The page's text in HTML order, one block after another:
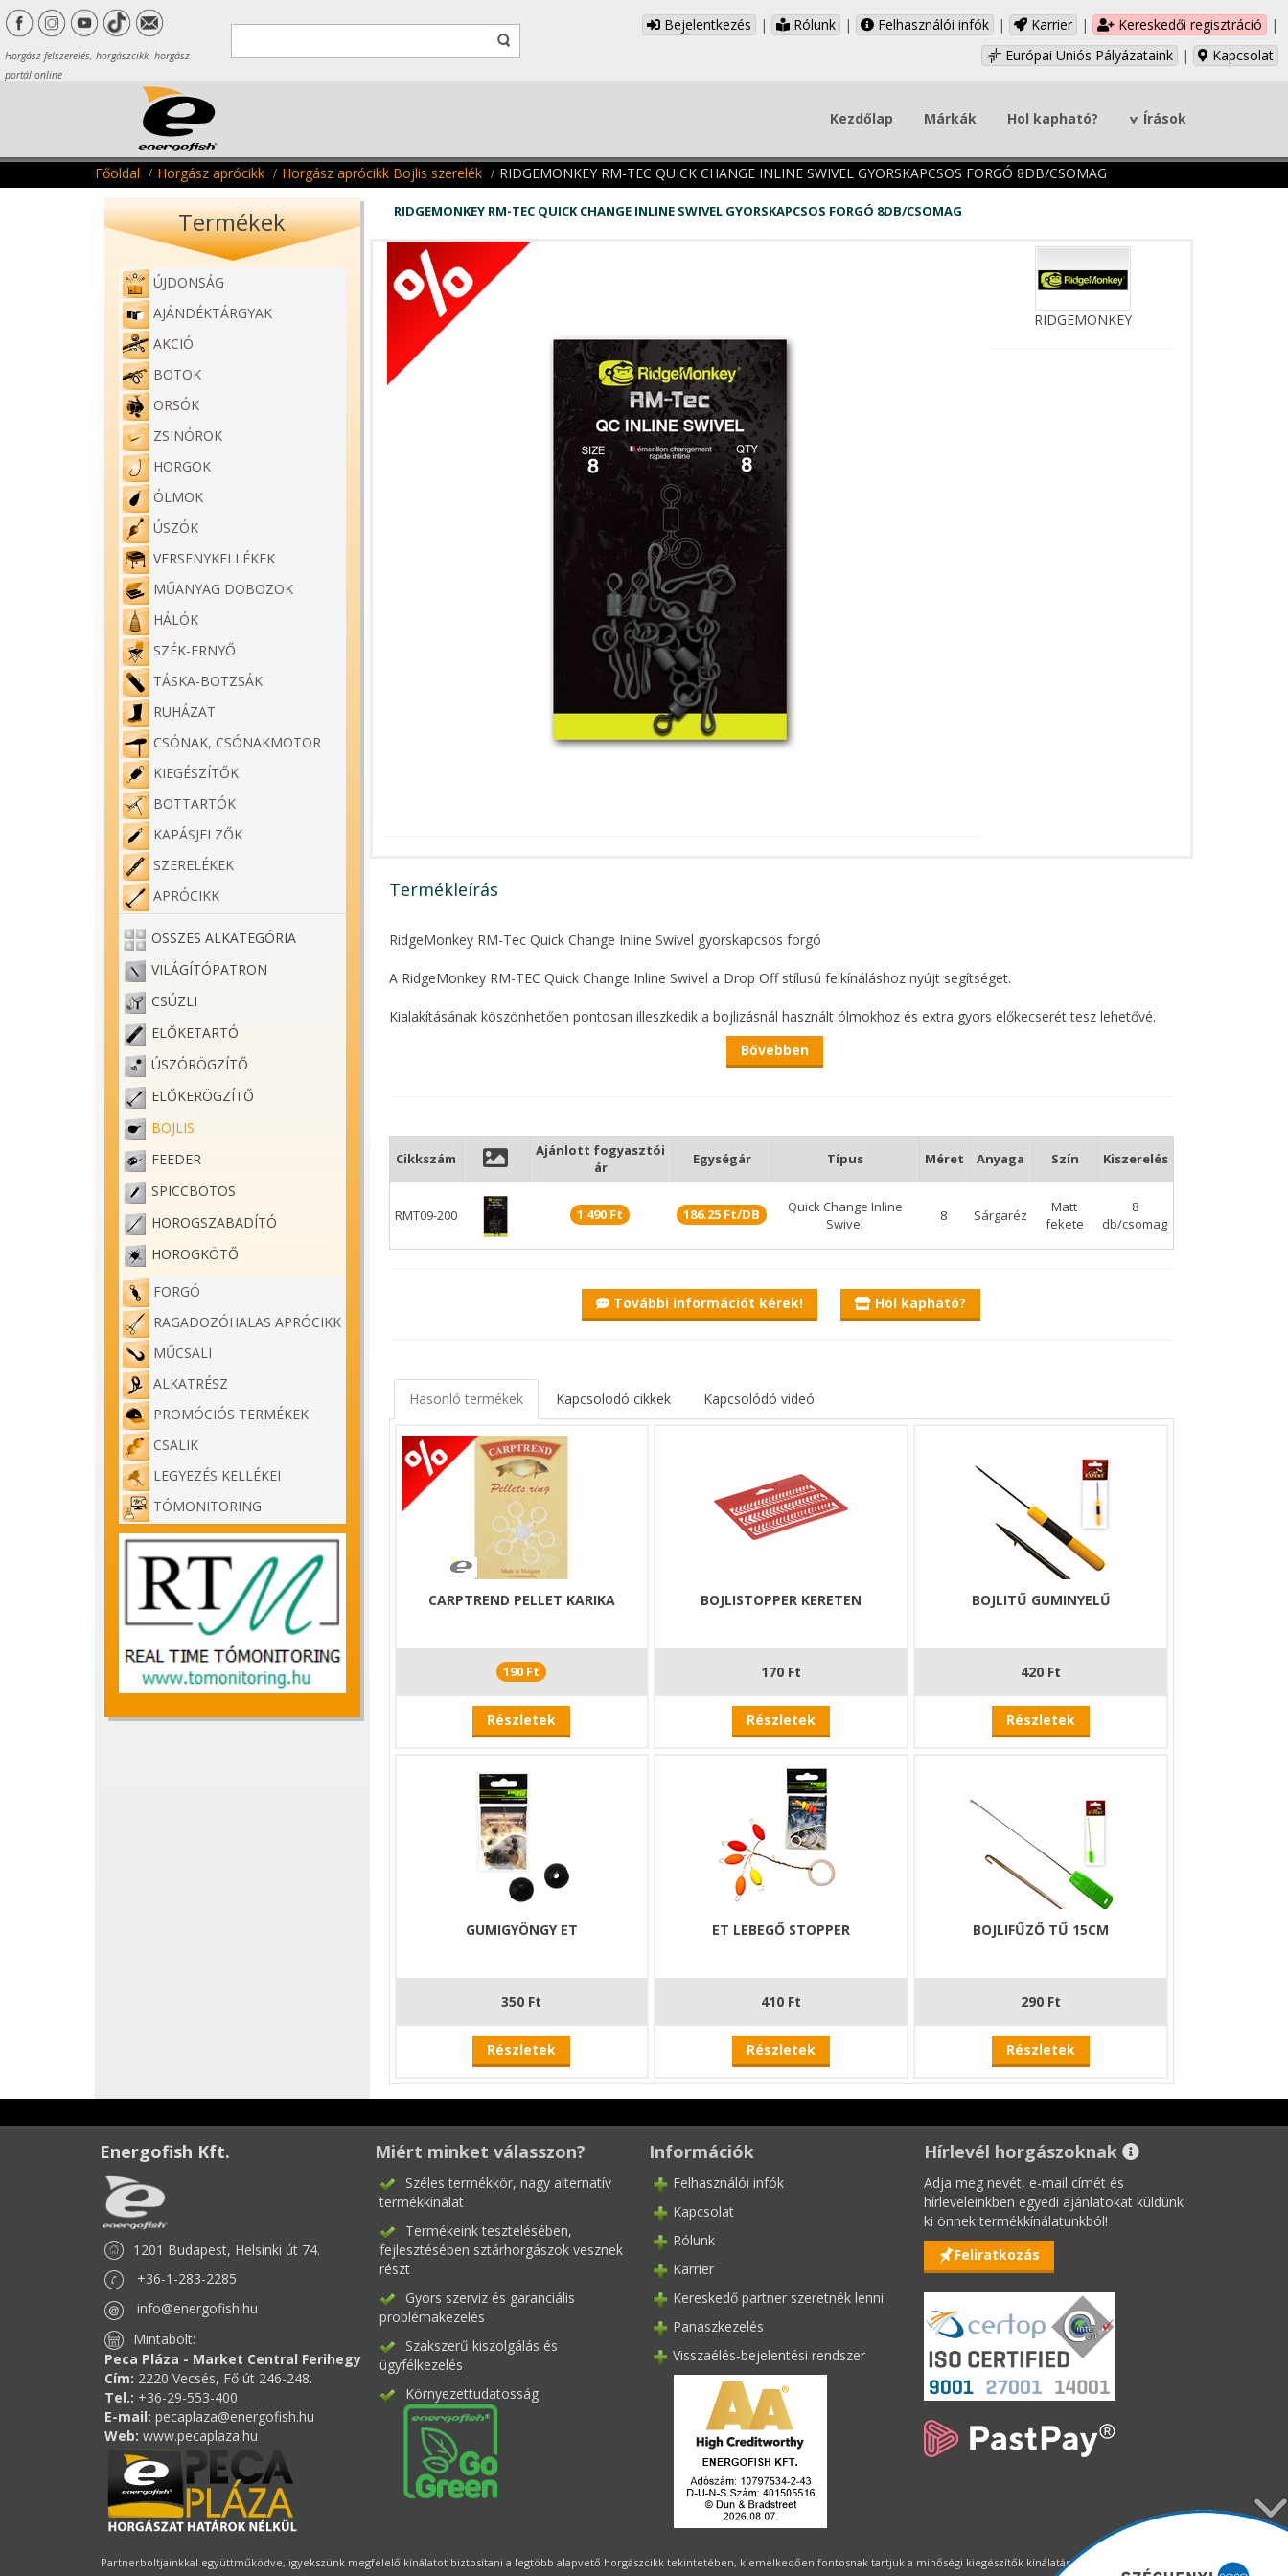
Horgász felszerelés, horgászcikk, horgász
portál online
Bejelentkezés | Rólunk | Felhasználói infók | Karrier | Kereskedői regisztráció
|
Európai Uniós Pályázataink
| Kapcsolat
Kezdőlap Márkák Hol kapható? Írások
Főoldal Horgász aprócikk Horgász aprócikk Bojlis szerelék RIDGEMONKEY RM-TEC QUICK CHANGE INLINE SWIVEL GYORSKAPCSOS FORGÓ 8DB/CSOMAG
Termékek
ÚJDONSÁG
AJÁNDÉKTÁRGYAK
AKCIÓ
BOTOK
ORSÓK
ZSINÓROK
HORGOK
ÓLMOK
ÚSZÓK
VERSENYKELLÉKEK
MŰANYAG DOBOZOK
HÁLÓK
SZÉK-ERNYŐ
TÁSKA-BOTZSÁK
RUHÁZAT
CSÓNAK, CSÓNAKMOTOR
KIEGÉSZÍTŐK
BOTTARTÓK
KAPÁSJELZŐK
SZERELÉKEK
APRÓCIKK
ÖSSZES ALKATEGÓRIA
VILÁGÍTÓPATRON
CSÚZLI
ELŐKETARTÓ
ÚSZÓRÖGZÍTŐ
ELŐKERÖGZÍTŐ
BOJLIS
FEEDER
SPICCBOTOS
HOROGSZABADÍTÓ
HOROGKÖTŐ
FORGÓ
RAGADOZÓHALAS APRÓCIKK
MŰCSALI
ALKATRÉSZ
PROMÓCIÓS TERMÉKEK
CSALIK
LEGYEZÉS KELLÉKEI
TÓMONITORING
RIDGEMONKEY RM-TEC QUICK CHANGE INLINE SWIVEL GYORSKAPCSOS FORGÓ 8DB/CSOMAG
RIDGEMONKEY
Termékleírás
RidgeMonkey RM-Tec Quick Change Inline Swivel gyorskapcsos forgó
A RidgeMonkey RM-TEC Quick Change Inline Swivel a Drop Off stílusú felkínáláshoz nyújt segítséget.
Kialakításának köszönhetően pontosan illeszkedik a bojlizásnál használt ólmokhoz és extra gyors előkecserét tesz lehetővé.
Az egyedileg tervezett quick change kar úgy lett kialakítva, hogy minimalizálja a gumihüvely esetleges sérülését.
Anyaga sárgaréz, mely be lett vonva egy csillogásmentes bevonattal.
Bővebben
Cikkszám
Ajánlott fogyasztói
ár
Egységár Típus Méret Anyaga Szín Kiszerelés
RMT09-200 1 490 Ft 186.25 Ft/DB
Quick Change Inline
Swivel
8 Sárgaréz
Matt
fekete
8
db/csomag
További információt kérek! Hol kapható?
Hasonló termékek Kapcsolodó cikkek Kapcsolódó videó
CARPTREND PELLET KARIKA
190 Ft
Részletek
BOJLISTOPPER KERETEN
170 Ft
Részletek
BOJLITŰ GUMINYELŰ
420 Ft
Részletek
GUMIGYÖNGY ET
350 Ft
Részletek
ET LEBEGŐ STOPPER
410 Ft
Részletek
BOJLIFŰZŐ TŰ 15CM
290 Ft
Részletek
Energofish Kft.
1201 Budapest, Helsinki út 74.
+36-1-283-2285
info@energofish.hu
Mintabolt:
Peca Pláza - Market Central Ferihegy
Cím: 2220 Vecsés, Fő út 246-248.
Tel.: +36-29-553-400
E-mail: pecaplaza@energofish.hu
Web: www.pecaplaza.hu
Miért minket válasszon?
Széles termékkör, nagy alternatív
termékkínálat
Termékeink tesztelésében,
fejlesztésében sztárhorgászok vesznek
részt
Gyors szerviz és garanciális
problémakezelés
Szakszerű kiszolgálás és
ügyfélkezelés
Környezettudatosság
Információk
Felhasználói infók
Kapcsolat
Rólunk
Karrier
Kereskedő partner szeretnék lenni
Panaszkezelés
Visszaélés-bejelentési rendszer
Hírlevél horgászoknak
Adja meg nevét, e-mail címét és
hírleveleinkben egyedi ajánlatokat küldünk
ki önnek termékkínálatunkból!
Feliratkozás
Partnerboltjainkkal együttműködve, igyekszünk megfelelő kínálatot biztosítani a legtöbb alapvető horgászcikk tekintetében, kiemelkedően fontosnak tartjuk a minőségi kiegészítők kínálatának állandó biztosítását.